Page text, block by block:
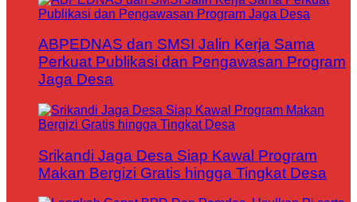
ABPEDNAS dan SMSI Jalin Kerja Sama
Perkuat Publikasi dan Pengawasan Program
Jaga Desa
Srikandi Jaga Desa Siap Kawal Program
Makan Bergizi Gratis hingga Tingkat Desa